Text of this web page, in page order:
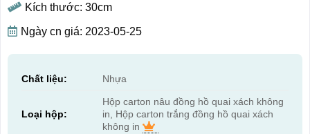
Kích thước: 30cm
Ngày cn giá: 2023-05-25
Chất liệu: Nhựa
Loại hộp:
Hộp carton nâu đồng hồ quai xách không
in, Hộp carton trắng đồng hồ quai xách
không in